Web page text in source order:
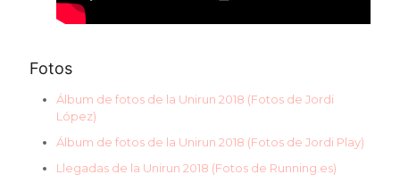
Fotos
Álbum de fotos de la Unirun 2018 (Fotos de Jordi
López)
Álbum de fotos de la Unirun 2018 (Fotos de Jordi Play)
Llegadas de la Unirun 2018 (Fotos de Running.es)